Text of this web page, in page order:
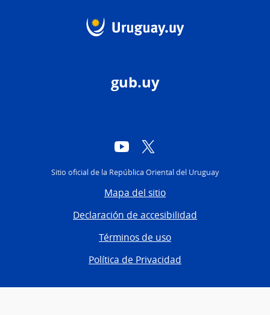
gub.uy
YouTube
Sitio oficial de la República Oriental del Uruguay
Mapa del sitio
Declaración de accesibilidad
Términos de uso
Política de Privacidad